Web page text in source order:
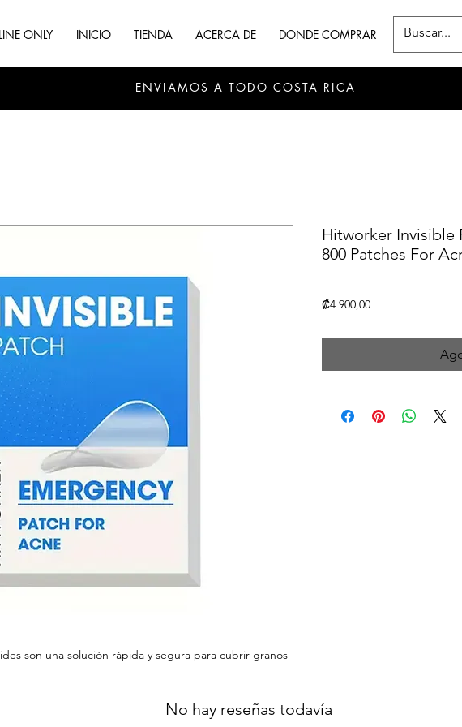
ONLY INICIO TIENDA ACERCA DE DONDE COMPRAR
ENVIAMOS A TODO COSTA RICA
son una solución rápida y segura para cubrir granos
Hitworker Invisible
800 Patches For
₡4 900,00Precio
No hay reseñas todavía